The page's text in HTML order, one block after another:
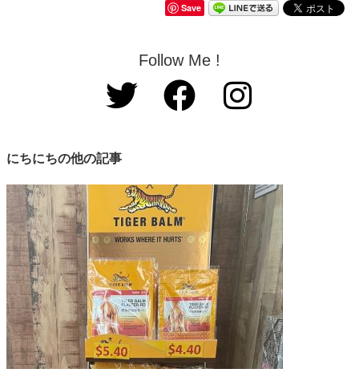
Save
Follow Me !
にちにちの他の記事